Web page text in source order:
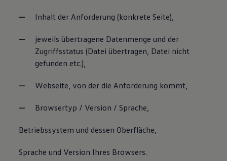
Inhalt der Anforderung (konkrete Seite),
jeweils übertragene Datenmenge und der
Zugriffsstatus (Datei übertragen, Datei nicht
gefunden etc.),
Webseite, von der die Anforderung kommt,
Browsertyp / Version / Sprache,
Betriebssystem und dessen Oberfläche,
Sprache und Version Ihres Browsers.